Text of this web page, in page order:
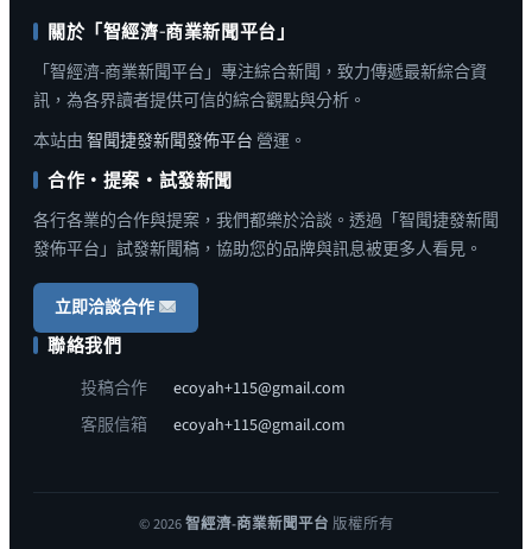
關於「智經濟-商業新聞平台」
「智經濟-商業新聞平台」專注綜合新聞，致力傳遞最新綜合資
訊，為各界讀者提供可信的綜合觀點與分析。
本站由 智聞捷發新聞發佈平台 營運。
合作・提案・試發新聞
各行各業的合作與提案，我們都樂於洽談。透過「智聞捷發新聞
發佈平台」試發新聞稿，協助您的品牌與訊息被更多人看見。
立即洽談合作
聯絡我們
投稿合作
ecoyah+115@gmail.com
客服信箱
ecoyah+115@gmail.com
© 2026智經濟-商業新聞平台 版權所有